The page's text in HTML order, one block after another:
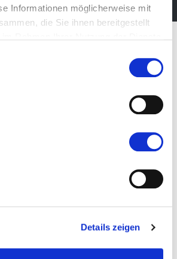
Informationen möglicherweise mit
die Sie ihnen bereitgestellt
Details zeigen
Bozen BZ